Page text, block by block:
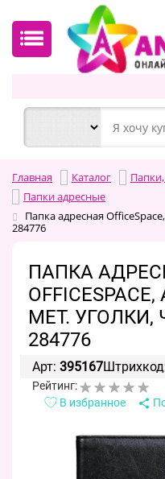
Главная Каталог
Папки адресные
Папка адресная
284776
ПАПКА
МЕТ. УГОЛКИ,
284776
Арт: 395167
Рейтинг:
В избранное